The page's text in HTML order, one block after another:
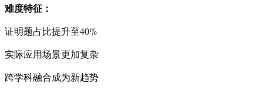
难度特征：
证明题占比提升至40%
实际应用场景更加复杂
跨学科融合成为新趋势